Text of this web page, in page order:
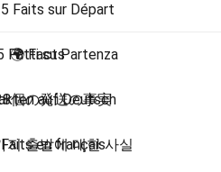
sur Départ
su Partenza
の発送の事実
출발에 대한 사실
🌍 Facts
auf Deutsch
en français